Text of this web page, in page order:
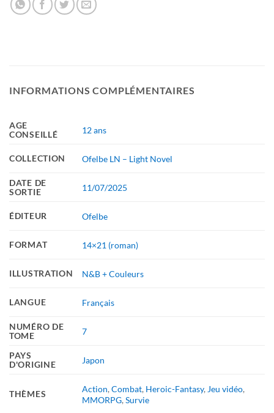
INFORMATIONS COMPLÉMENTAIRES
AGE
CONSEILLÉ
12 ans
COLLECTION Ofelbe LN – Light Novel
DATE DE
SORTIE
11/07/2025
ÉDITEUR Ofelbe
FORMAT 14×21 (roman)
ILLUSTRATION N&B + Couleurs
LANGUE Français
NUMÉRO DE
TOME
7
PAYS
D'ORIGINE
Japon
THÈMES
Action,Combat, Heroic-Fantasy, Jeu vidéo,
MMORPG,Survie